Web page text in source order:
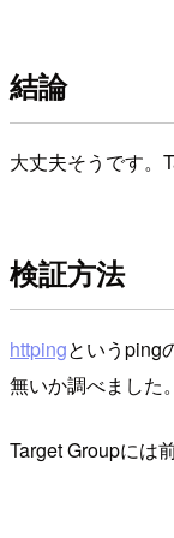
結論
大丈夫そうです。
検証方法
httpingというping
無いか調べました。
Target Groupには